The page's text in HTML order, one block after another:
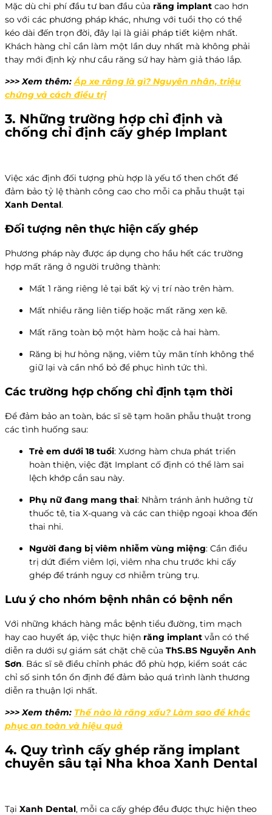
Mặc dù chi phí đầu tư ban đầu của răng implant cao hơn
so với các phương pháp khác, nhưng với tuổi thọ có thể
kéo dài đến trọn đời, đây lại là giải pháp tiết kiệm nhất.
Khách hàng chỉ cần làm một lần duy nhất mà không phải
thay mới định kỳ như cầu răng sứ hay hàm giả tháo lắp.
>>> Xem thêm:Áp xe răng là gì? Nguyên nhân, triệu
chứng và cách điều trị
3. Những trường hợp chỉ định và
chống chỉ định cấy ghép Implant
Việc xác định đối tượng phù hợp là yếu tố then chốt để
đảm bảo tỷ lệ thành công cao cho mỗi ca phẫu thuật tại
Xanh Dental.
Đối tượng nên thực hiện cấy ghép
Phương pháp này được áp dụng cho hầu hết các trường
hợp mất răng ở người trưởng thành:
Mất 1 răng riêng lẻ tại bất kỳ vị trí nào trên hàm.
Mất nhiều răng liên tiếp hoặc mất răng xen kẽ.
Mất răng toàn bộ một hàm hoặc cả hai hàm.
Răng bị hư hỏng nặng, viêm tủy mãn tính không thể
giữ lại và cần nhổ bỏ để phục hình tức thì.
Các trường hợp chống chỉ định tạm thời
Để đảm bảo an toàn, bác sĩ sẽ tạm hoãn phẫu thuật trong
các tình huống sau:
Trẻ em dưới 18 tuổi: Xương hàm chưa phát triển
hoàn thiện, việc đặt Implant cố định có thể làm sai
lệch khớp cắn sau này.
Phụ nữ đang mang thai: Nhằm tránh ảnh hưởng từ
thuốc tê, tia X-quang và các can thiệp ngoại khoa đến
thai nhi.
Người đang bị viêm nhiễm vùng miệng: Cần điều
trị dứt điểm viêm lợi, viêm nha chu trước khi cấy
ghép để tránh nguy cơ nhiễm trùng trụ.
Lưu ý cho nhóm bệnh nhân có bệnh nền
Với những khách hàng mắc bệnh tiểu đường, tim mạch
hay cao huyết áp, việc thực hiện răng implant vẫn có thể
diễn ra dưới sự giám sát chặt chẽ của ThS.BS Nguyễn Anh
Sơn. Bác sĩ sẽ điều chỉnh phác đồ phù hợp, kiểm soát các
chỉ số sinh tồn ổn định để đảm bảo quá trình lành thương
diễn ra thuận lợi nhất.
>>> Xem thêm: Thế nào là răng xấu? Làm sao để khắc
phục an toàn và hiệu quả
4. Quy trình cấy ghép răng implant
chuyên sâu tại Nha khoa Xanh Dental
Tại Xanh Dental, mỗi ca cấy ghép đều được thực hiện theo